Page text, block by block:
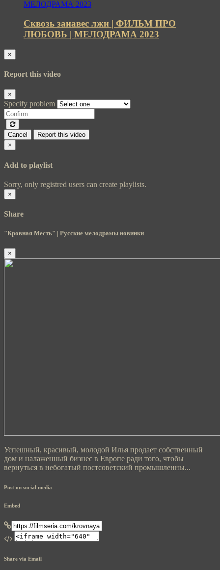
Сквозь занавес лжи | ФИЛЬМ ПРО
ЛЮБОВЬ | МЕЛОДРАМА 2023
×
Report this video
×
Specify problem
Cancel
Report this video
×
Add to playlist
Sorry, only registred users can create playlists.
×
Share
"Кровная Месть" | Русские мелодрамы новинки
×
Успешный, красивый, молодой Илья продает собственный
дом и налаженный бизнес в Европе ради того, чтобы
вернуться в небогатый постсоветский промышленны...
Post on social media
Embed
Share via Email